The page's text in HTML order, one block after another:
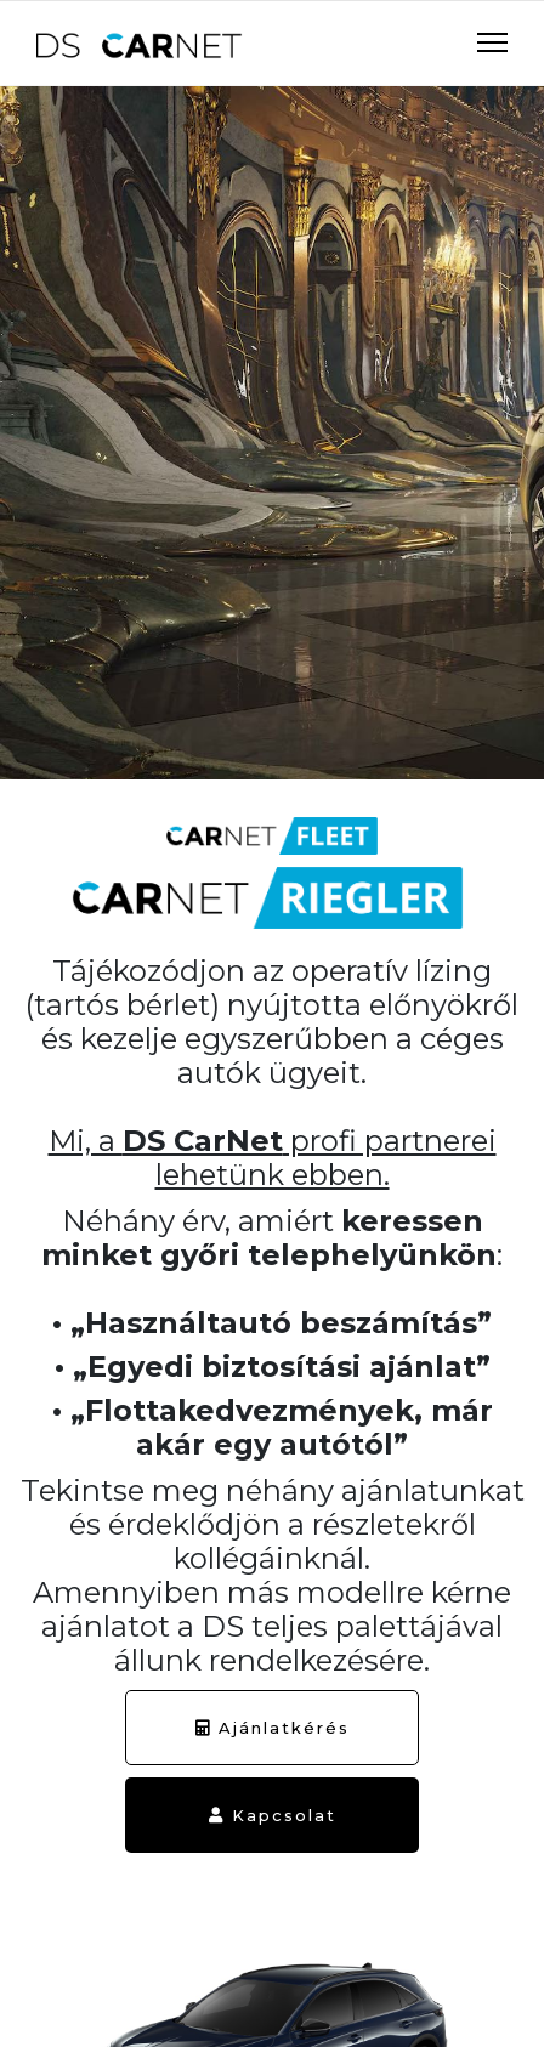
Tájékozódjon az operatív lízing
(tartós bérlet) nyújtotta előnyökről
és kezelje egyszerűbben a céges
autók ügyeit.
Mi, a DS CarNetprofi partnerei
lehetünk ebben.
Néhány érv, amiért keressen
minket győri telephelyünkön:
• „Használtautó beszámítás”
• „Egyedi biztosítási ajánlat”
• „Flottakedvezmények, már
akár egy autótól”
Tekintse meg néhány ajánlatunkat
és érdeklődjön a részletekről
kollégáinknál.
Amennyiben más modellre kérne
ajánlatot a DS teljes palettájával
állunk rendelkezésére.
Ajánlatkérés
Kapcsolat